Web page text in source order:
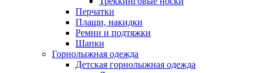
Перчатки
Плащи, накидки
Ремни и подтяжки
Шапки
Горнолыжная одежда
Детская горнолыжная одежда